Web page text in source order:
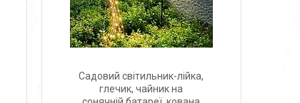
Садовий світильник-лійка,
глечик, чайник на